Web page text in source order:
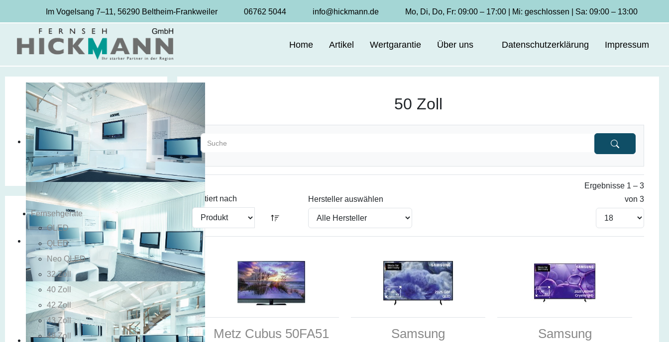
Im Vogelsang 7–11, 56290 Beltheim-Frankweiler 06762 5044 info@hickmann.de Mo, Di, Do, Fr: 09:00 – 17:00 | Mi: geschlossen | Sa: 09:00 – 13:00
Home Artikel Wertgarantie Über uns Datenschutzerklärung Impressum
Fernsehgeräte
OLED
QLED
Neo QLED
32 Zoll
40 Zoll
42 Zoll
43 Zoll
48 Zoll
50 Zoll
Sortiert nach Hersteller auswählen
Ergebnisse 1 – 3
von 3
Metz Cubus 50FA51
Samsung
Samsung